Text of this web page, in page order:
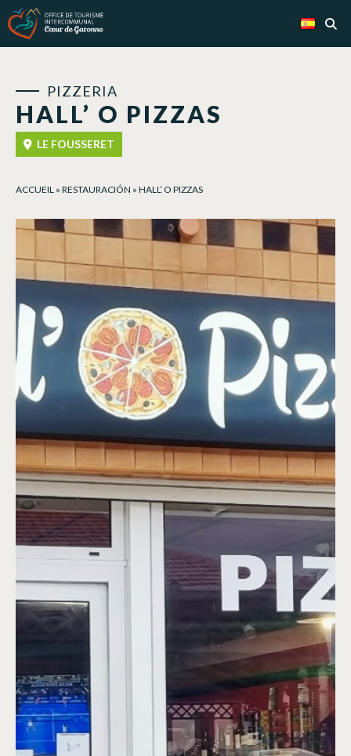
HALL’ O PIZZAS
PIZZERIA
LE FOUSSERET
ACCUEIL » RESTAURACIÓN » HALL’ O PIZZAS
Panel de gestión de cookies